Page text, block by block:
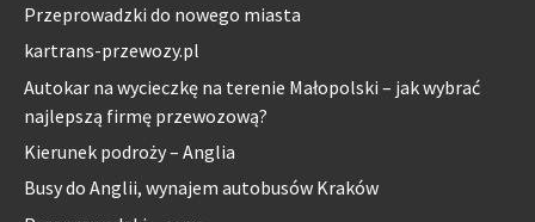
Przeprowadzki do nowego miasta
kartrans-przewozy.pl
Autokar na wycieczkę na terenie Małopolski – jak wybrać
najlepszą firmę przewozową?
Kierunek podroży – Anglia
Busy do Anglii, wynajem autobusów Kraków